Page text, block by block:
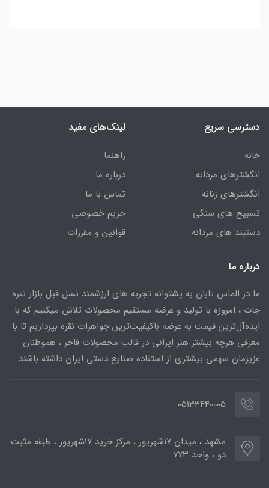
دسترسی سریع
خانه
انگشترهای مردانه
انگشترهای زنانه
تسبیح های سنگی
دستبند های مردانه
لینک‌های مفید
راهنما
درباره ما
تماس با ما
حریم خصوصی
قوانین و مقررات
درباره ما
ما در الماس تابان به پشتوانه تجربه های ارزشمند نسل قبل بازار نقره
جات ، امروزه با تولید و عرضه مستقیم محصولات تلاش میکنیم که با
ایده‌آل‌ترین قیمت به عرضه باکیفیت‌ترین جواهرات نقره بپردازیم تا با
معرفی هرچه بیشتر هنر ایرانی در قالب محصولات فاخر ، هموطنان
عزیزمان سهمی بیشتری از استفاده صنایع دستی ایران داشته باشند.
05133440005
مشهد ، میدان ۱۷شهریور ، مرکز خرید ۱۷شهریور ، طبقه مثبت
دو ، واحد ۷۷۳